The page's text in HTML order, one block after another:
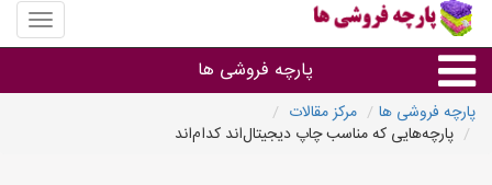
منوی
سایت
فروشی
پارچه فروشی ها
پارچه براساس جنس
پارچه فروشی ها
مرکز مقالات
پارچه‌هایی که مناسب چاپ دیجیتال‌اند کدام‌اند